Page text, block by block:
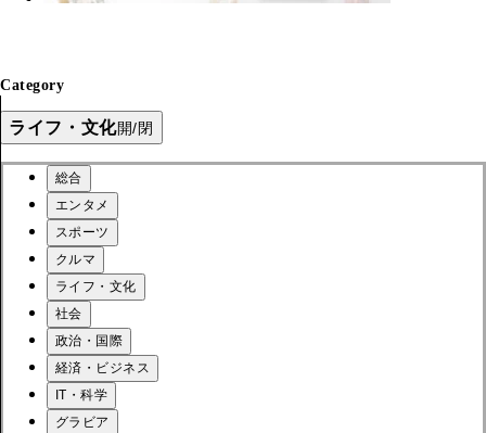
Category
ライフ・文化開/閉
総合
エンタメ
スポーツ
クルマ
ライフ・文化
社会
政治・国際
経済・ビジネス
IT・科学
グラビア